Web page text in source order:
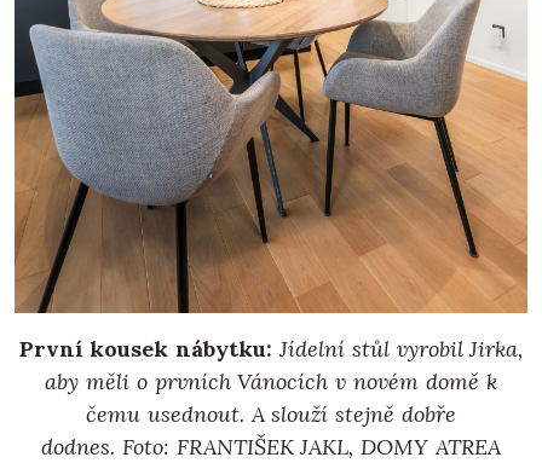
První kousek nábytku: Jídelní stůl vyrobil Jirka,
aby měli o prvních Vánocích v novém domě k
čemu usednout. A slouží stejně dobře
dodnes. Foto: FRANTIŠEK JAKL, DOMY ATREA